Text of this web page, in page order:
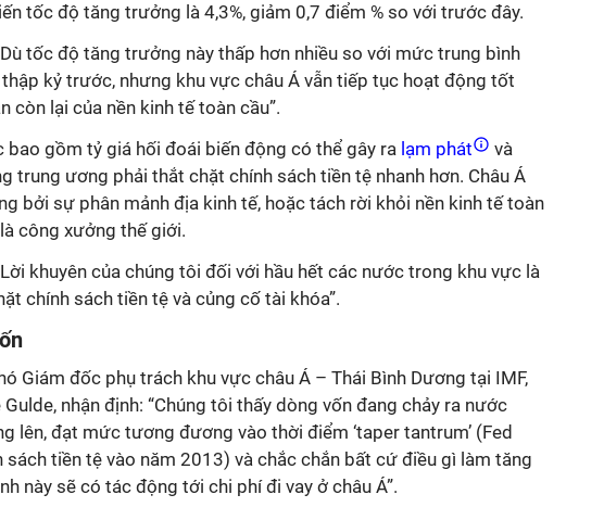
​​tốc độ tăng trưởng là 4,3%, giảm 0,7 điểm % so với trước đây.
tốc độ tăng trưởng này thấp hơn nhiều so với mức trung bình
thập kỷ trước, nhưng khu vực châu Á vẫn tiếp tục hoạt động tốt
còn lại của nền kinh tế toàn cầu”.
bao gồm tỷ giá hối đoái biến động có thể gây ra lạm phát
và
trung ương phải thắt chặt chính sách tiền tệ nhanh hơn. Châu Á
bởi sự phân mảnh địa kinh tế, hoặc tách rời khỏi nền kinh tế toàn
công xưởng thế giới.
khuyên của chúng tôi đối với hầu hết các nước trong khu vực là
chính sách tiền tệ và củng cố tài khóa”.
Giám đốc phụ trách khu vực châu Á – Thái Bình Dương tại IMF,
Gulde, nhận định: “Chúng tôi thấy dòng vốn đang chảy ra nước
lên, đạt mức tương đương vào thời điểm ‘taper tantrum’ (Fed
sách tiền tệ vào năm 2013) và chắc chắn bất cứ điều gì làm tăng
này sẽ có tác động tới chi phí đi vay ở châu Á”.